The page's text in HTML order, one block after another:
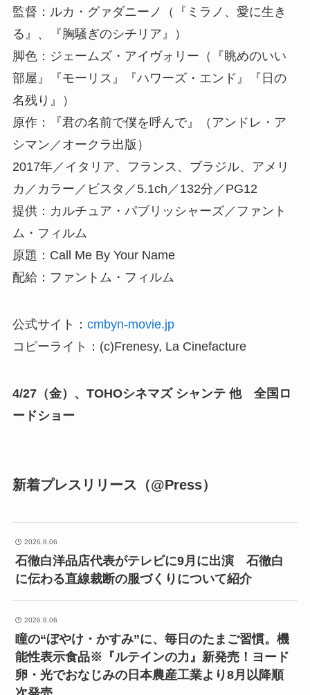
監督：ルカ・グァダニーノ（『ミラノ、愛に生き
る』、『胸騒ぎのシチリア』）
脚色：ジェームズ・アイヴォリー（『眺めのいい
部屋』『モーリス』『ハワーズ・エンド』『日の
名残り』）
原作：『君の名前で僕を呼んで』（アンドレ・ア
シマン／オークラ出版）
2017年／イタリア、フランス、ブラジル、アメリ
カ／カラー／ビスタ／5.1ch／132分／PG12
提供：カルチュア・パブリッシャーズ／ファント
ム・フィルム
原題：Call Me By Your Name
配給：ファントム・フィルム
公式サイト： cmbyn-movie.jp
コピーライト：(c)Frenesy, La Cinefacture
4/27（金）、TOHOシネマズ シャンテ 他 全国ロ
ードショー
新着プレスリリース（@Press）
2026.8.06
石徹白洋品店代表がテレビに9月に出演 石徹白
に伝わる直線裁断の服づくりについて紹介
2026.8.06
瞳の“ぼやけ・かすみ”に、毎日のたまご習慣。機
能性表示食品※『ルテインの力』新発売！ヨード
卵・光でおなじみの日本農産工業より8月以降順